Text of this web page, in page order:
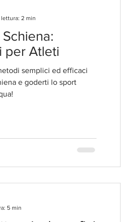
per Atleti
semplici ed efficaci
lo sport
2 min
5 min